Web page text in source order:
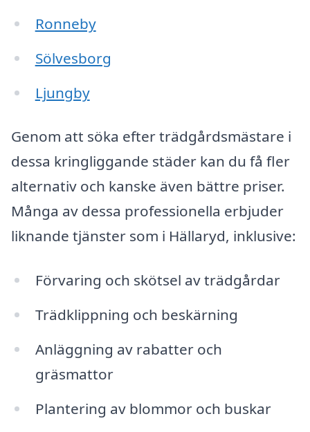
Ronneby
Sölvesborg
Ljungby
Genom att söka efter trädgårdsmästare i
dessa kringliggande städer kan du få fler
alternativ och kanske även bättre priser.
Många av dessa professionella erbjuder
liknande tjänster som i Hällaryd, inklusive:
Förvaring och skötsel av trädgårdar
Trädklippning och beskärning
Anläggning av rabatter och
gräsmattor
Plantering av blommor och buskar